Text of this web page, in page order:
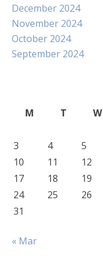
December 2024
November 2024
October 2024
September 2024
M
T W
3
4 5
10
11 12
17
18 19
24
25 26
31
« Mar